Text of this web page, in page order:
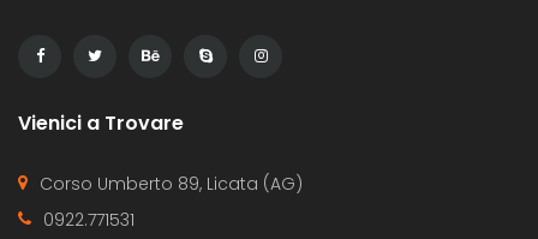
Vienici a Trovare
Corso Umberto 89, Licata (AG)
0922.771531